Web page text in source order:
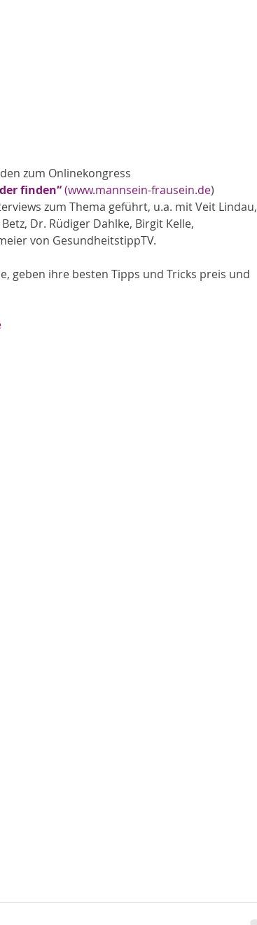
zum Onlinekongress
finden“ (www.mannsein-frausein.de)
zum Thema geführt, u.a. mit Veit Lindau,
Dr. Rüdiger Dahlke, Birgit Kelle,
von GesundheitstippTV.
geben ihre besten Tipps und Tricks preis und